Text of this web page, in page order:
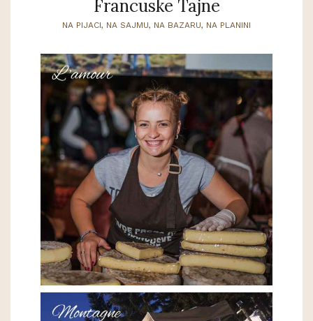
Francuske Tajne
NA PIJACI, NA SAJMU, NA BAZARU, NA PLANINI